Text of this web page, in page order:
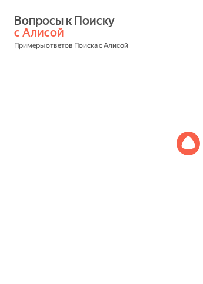
с Алисой
Примеры ответов Поиска с Алисой